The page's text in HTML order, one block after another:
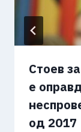
Стоев
е
од 2017